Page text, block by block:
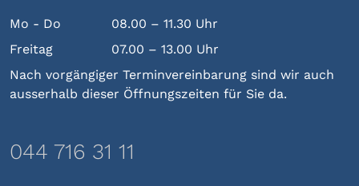
Mo - Do
08.00 – 11.30 Uhr
Freitag
07.00 – 13.00 Uhr
Nach vorgängiger Terminvereinbarung sind wir auch
ausserhalb dieser Öffnungszeiten für Sie da.
044 716 31 11